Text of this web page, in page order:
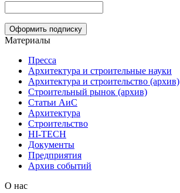
Материалы
Пресса
Архитектура и строительные науки
Архитектура и строительство (архив)
Строительный рынок (архив)
Статьи АиС
Архитектура
Строительство
HI-TECH
Документы
Предприятия
Архив событий
О нас